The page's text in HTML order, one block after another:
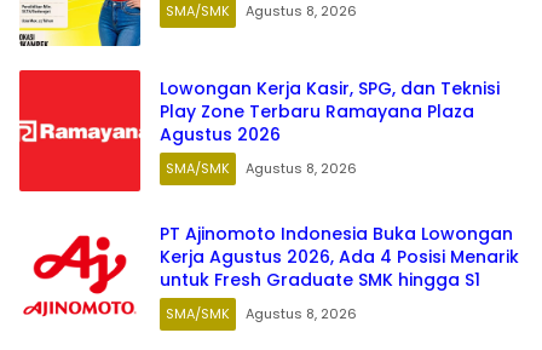
SMA/SMK Agustus 8, 2026
Lowongan Kerja Kasir, SPG, dan Teknisi
Play Zone Terbaru Ramayana Plaza
Agustus 2026
SMA/SMK Agustus 8, 2026
PT Ajinomoto Indonesia Buka Lowongan
Kerja Agustus 2026, Ada 4 Posisi Menarik
untuk Fresh Graduate SMK hingga S1
SMA/SMK Agustus 8, 2026